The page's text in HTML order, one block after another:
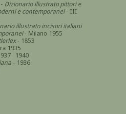
Dizionario illustrato pittori e
e contemporanei- III
illustrato incisori italiani
- Milano 1955
- 1853
1935
1940
- 1936